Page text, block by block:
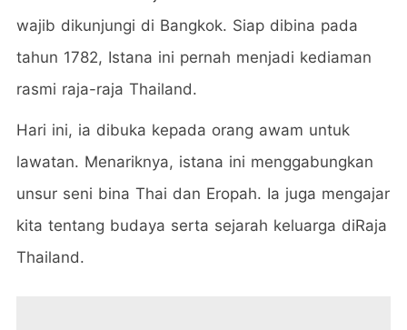
wajib dikunjungi di Bangkok. Siap dibina pada
tahun 1782, Istana ini pernah menjadi kediaman
rasmi raja-raja Thailand.
Hari ini, ia dibuka kepada orang awam untuk
lawatan. Menariknya, istana ini menggabungkan
unsur seni bina Thai dan Eropah. Ia juga mengajar
kita tentang budaya serta sejarah keluarga diRaja
Thailand.